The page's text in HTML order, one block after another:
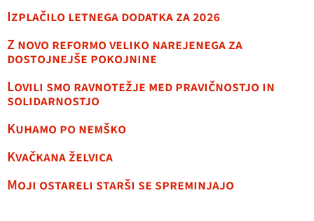
Izplačilo letnega dodatka za 2026
Z novo reformo veliko narejenega za
dostojnejše pokojnine
Lovili smo ravnotežje med pravičnostjo in
solidarnostjo
Kuhamo po nemško
Kvačkana želvica
Moji ostareli starši se spreminjajo